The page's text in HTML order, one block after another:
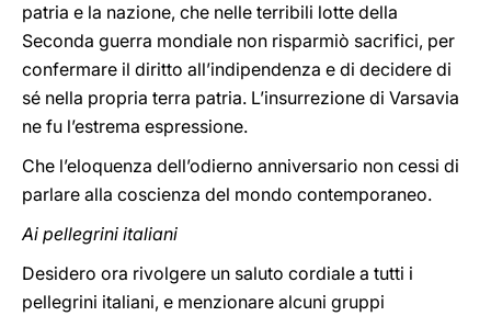
patria e la nazione, che nelle terribili lotte della
Seconda guerra mondiale non risparmiò sacrifici, per
confermare il diritto all’indipendenza e di decidere di
sé nella propria terra patria. L’insurrezione di Varsavia
ne fu l’estrema espressione.
Che l’eloquenza dell’odierno anniversario non cessi di
parlare alla coscienza del mondo contemporaneo.
Ai pellegrini italiani
Desidero ora rivolgere un saluto cordiale a tutti i
pellegrini italiani, e menzionare alcuni gruppi